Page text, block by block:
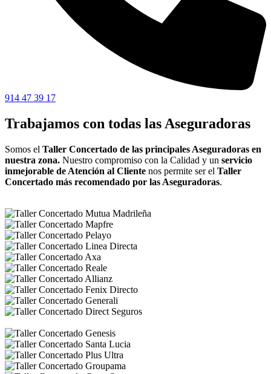
914 47 39 17
Trabajamos con todas las Aseguradoras
Somos el Taller Concertado de las principales Aseguradoras en
nuestra zona. Nuestro compromiso con la Calidad y un servicio
inmejorable de Atención al Cliente nos permite ser el Taller
Concertado más recomendado por las Aseguradoras.